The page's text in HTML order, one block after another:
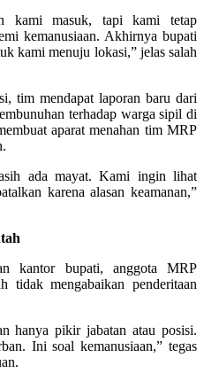
kami masuk, tapi kami tetap
kemanusiaan. Akhirnya bupati
kami menuju lokasi,” jelas salah
tim mendapat laporan baru dari
terhadap warga sipil di
aparat menahan tim MRP
ada mayat. Kami ingin lihat
karena alasan keamanan,”
kantor bupati, anggota MRP
tidak mengabaikan penderitaan
hanya pikir jabatan atau posisi.
Ini soal kemanusiaan,” tegas